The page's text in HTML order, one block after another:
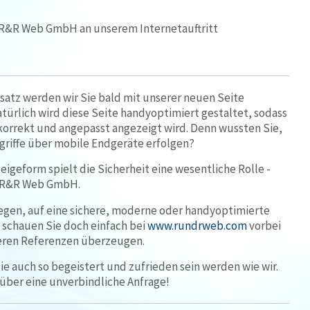
Web GmbH an unserem Internetauftritt
werden wir Sie bald mit unserer neuen Seite
wird diese Seite handyoptimiert gestaltet, sodass
und angepasst angezeigt wird. Denn wussten Sie,
über mobile Endgeräte erfolgen?
spielt die Sicherheit eine wesentliche Rolle -
Web GmbH.
auf eine sichere, moderne oder handyoptimierte
Sie doch einfach beiwww.rundrweb.comvorbei
Referenzen überzeugen.
auch so begeistert und zufrieden sein werden wie wir.
eine unverbindliche Anfrage!